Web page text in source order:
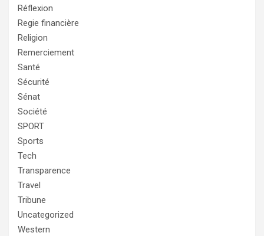
Réflexion
Regie financière
Religion
Remerciement
Santé
Sécurité
Sénat
Société
SPORT
Sports
Tech
Transparence
Travel
Tribune
Uncategorized
Western